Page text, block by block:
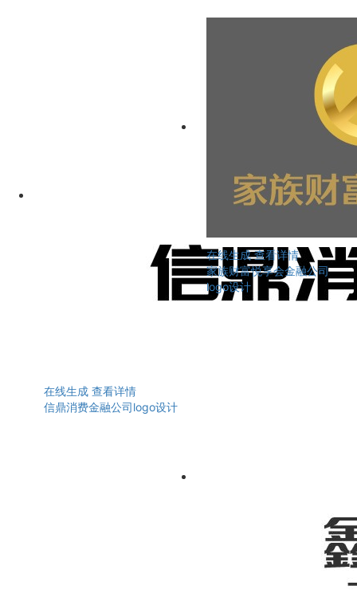
在线生成 查看详情
信鼎消费金融公司logo设计
在线生成 查看详情
家族财富悦享会金融公司
logo设计